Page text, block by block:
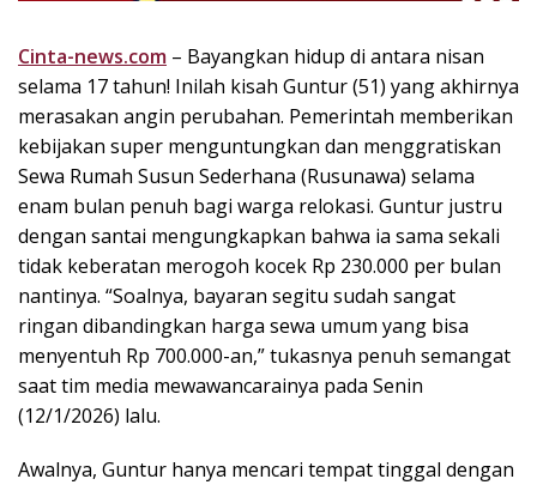
n
I
n
s
p
i
r
a
i
!
Cinta-news.com – Bayangkan hidup di antara nisan
selama 17 tahun! Inilah kisah Guntur (51) yang akhirnya
merasakan angin perubahan. Pemerintah memberikan
kebijakan super menguntungkan dan menggratiskan
Sewa Rumah Susun Sederhana (Rusunawa) selama
enam bulan penuh bagi warga relokasi. Guntur justru
dengan santai mengungkapkan bahwa ia sama sekali
tidak keberatan merogoh kocek Rp 230.000 per bulan
nantinya. “Soalnya, bayaran segitu sudah sangat
ringan dibandingkan harga sewa umum yang bisa
menyentuh Rp 700.000-an,” tukasnya penuh semangat
saat tim media mewawancarainya pada Senin
(12/1/2026) lalu.
Awalnya, Guntur hanya mencari tempat tinggal dengan